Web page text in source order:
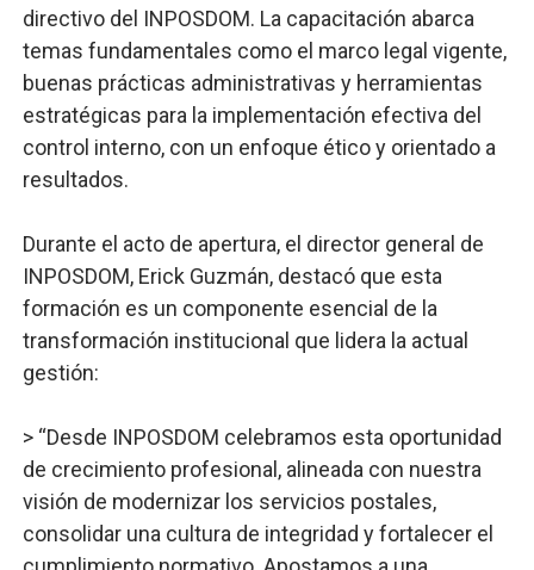
directivo del INPOSDOM. La capacitación abarca
temas fundamentales como el marco legal vigente,
buenas prácticas administrativas y herramientas
estratégicas para la implementación efectiva del
control interno, con un enfoque ético y orientado a
resultados.
Durante el acto de apertura, el director general de
INPOSDOM, Erick Guzmán, destacó que esta
formación es un componente esencial de la
transformación institucional que lidera la actual
gestión:
> “Desde INPOSDOM celebramos esta oportunidad
de crecimiento profesional, alineada con nuestra
visión de modernizar los servicios postales,
consolidar una cultura de integridad y fortalecer el